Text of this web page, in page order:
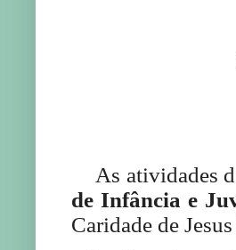
As atividades
de Infância e
Caridade de